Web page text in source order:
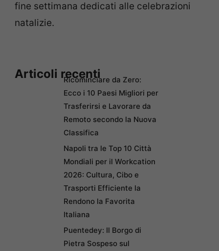
fine settimana dedicati alle celebrazioni
natalizie.
Articoli recentiRicominciare da Zero:
Ecco i 10 Paesi Migliori per
Trasferirsi e Lavorare da
Remoto secondo la Nuova
Classifica
Napoli tra le Top 10 Città
Mondiali per il Workcation
2026: Cultura, Cibo e
Trasporti Efficiente la
Rendono la Favorita
Italiana
Puentedey: Il Borgo di
Pietra Sospeso sul